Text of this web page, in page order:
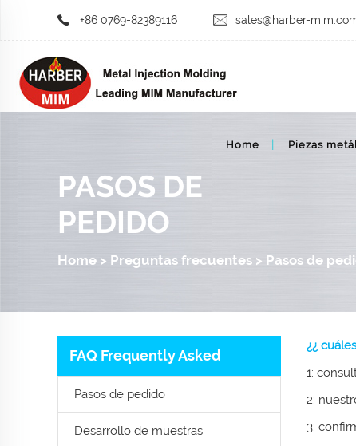
+86 0769-82389116 sales@harber-
Home Piezas
PASOS DE
PEDIDO
Home > Preguntas frecuentes > Pasos de
FAQ Frequently Asked
Pasos de pedido
Desarrollo de muestras
¿¿
1:
2:
3: